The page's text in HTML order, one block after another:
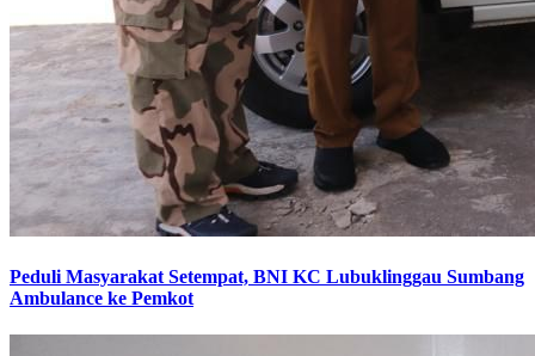
Peduli Masyarakat Setempat, BNI KC Lubuklinggau Sumbang
Ambulance ke Pemkot